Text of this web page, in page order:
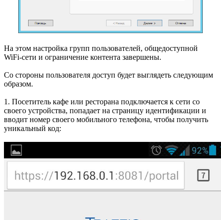
На этом настройка групп пользователей, общедоступной
WiFi-сети и ограничение контента завершены.
Со стороны пользователя доступ будет выглядеть следующим
образом.
1. Посетитель кафе или ресторана подключается к сети со
своего устройства, попадает на страницу идентификации и
вводит номер своего мобильного телефона, чтобы получить
уникальный код: